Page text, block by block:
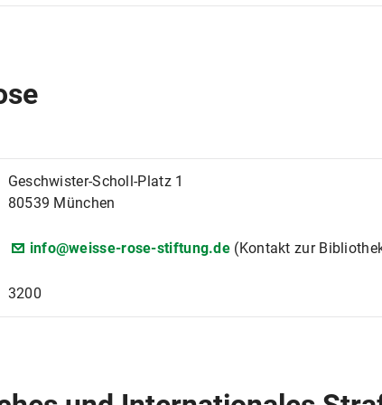
Geschwister-Scholl-Platz 1
80539 München
info@weisse-rose-stiftung.de (Kontakt zur
3200